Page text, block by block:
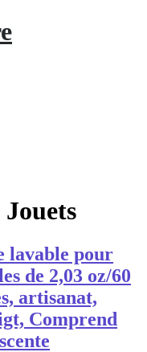
lavable pour
de 2,03 oz/60
artisanat,
Comprend